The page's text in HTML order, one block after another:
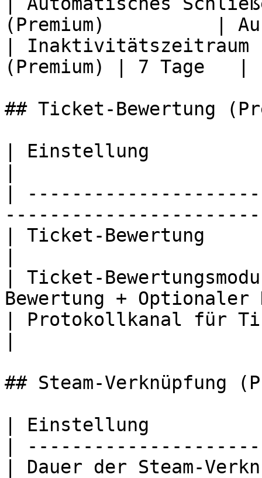
(Premium)          |
| Inaktivitätszeitraum
(Premium) | 7 Tage   |
## Ticket-Bewertung
| Einstellung
|
| Ticket-
| Ticket-
Bewertung + Optionaler
| Protokollkanal für
## Steam-Verknüpfung
| Einstellung
|
| Dauer der Steam-